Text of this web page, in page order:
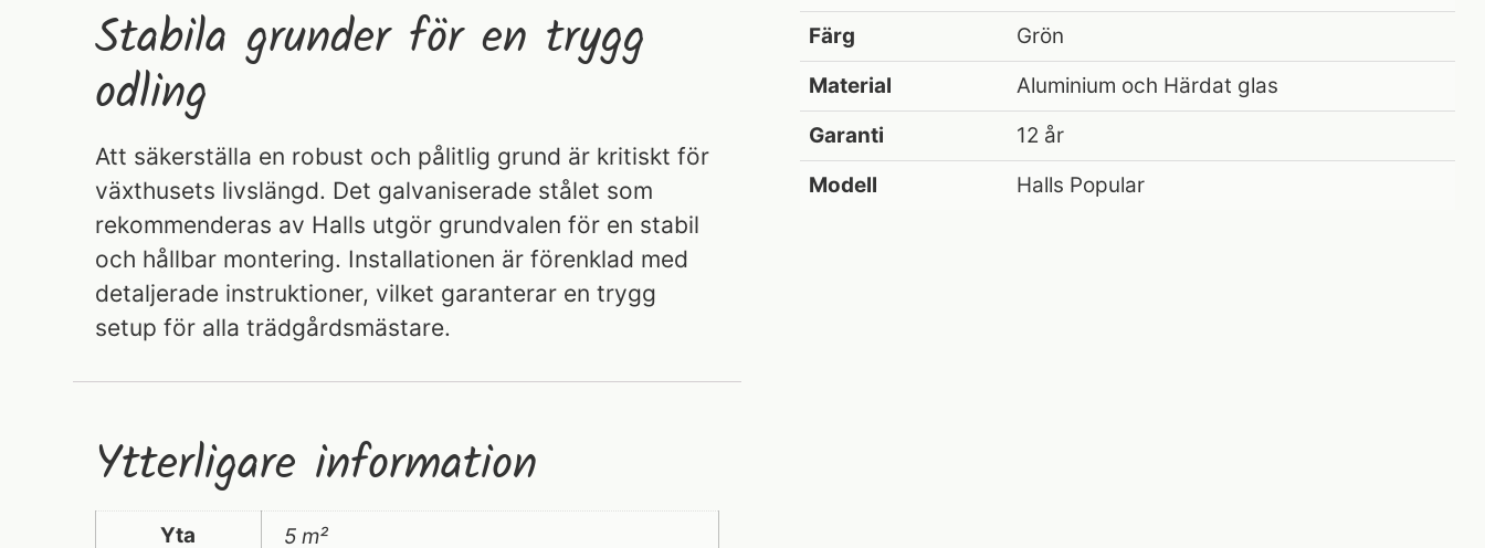
Stabila grunder för en trygg
odling
Att säkerställa en robust och pålitlig grund är kritiskt för
växthusets livslängd. Det galvaniserade stålet som
rekommenderas av Halls utgör grundvalen för en stabil
och hållbar montering. Installationen är förenklad med
detaljerade instruktioner, vilket garanterar en trygg
setup för alla trädgårdsmästare.
Ytterligare information
Yta 5 m²
Färg
Grön
Material
Aluminium och Härdat glas
Garanti
12 år
Modell
Halls Popular